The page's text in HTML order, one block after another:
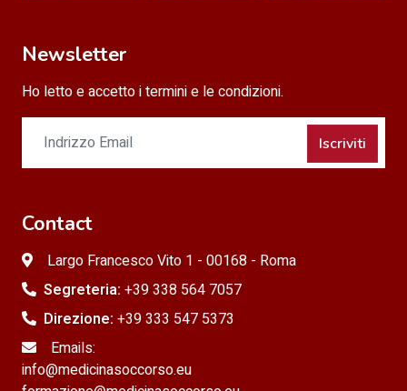
Newsletter
Ho letto e accetto i termini e le condizioni.
Iscriviti
Contact
Largo Francesco Vito 1 - 00168 - Roma
Segreteria: +39 338 564 7057
Direzione: +39 333 547 5373
Emails:
info@medicinasoccorso.eu